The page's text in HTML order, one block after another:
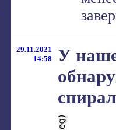
29.11.2021
14:58
У